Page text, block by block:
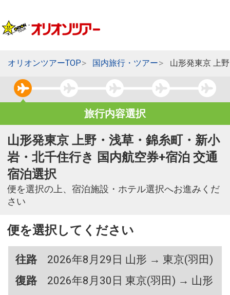
オリオンツアーTOP 国内旅行・ツアー 山形発東京 上
旅行内容選択
山形発東京 上野・浅草・錦糸町・新小
岩・北千住行き 国内航空券+宿泊 交通
宿泊選択
便を選択の上、宿泊施設・ホテル選択へお進みくだ
さい
便を選択してください
往路
2026年8月29日 山形 → 東京(羽田)
復路
2026年8月30日 東京(羽田) → 山形